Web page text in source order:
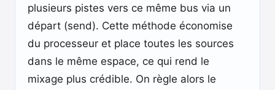
plusieurs pistes vers ce même bus via un
départ (send). Cette méthode économise
du processeur et place toutes les sources
dans le même espace, ce qui rend le
mixage plus crédible. On règle alors le